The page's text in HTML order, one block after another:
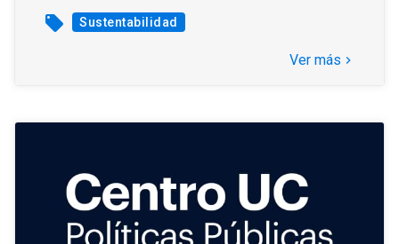
local_offer Sustentabilidad
Ver más keyboard_arrow_right